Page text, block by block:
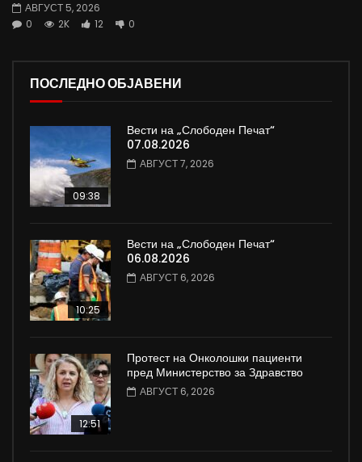
АВГУСТ 5, 2026
0
2K 12 0
ПОСЛЕДНО ОБЈАВЕНИ
09:38
Вести на „Слободен Печат“
07.08.2026
АВГУСТ 7, 2026
10:25
Вести на „Слободен Печат“
06.08.2026
АВГУСТ 6, 2026
12:51
Протест на Онколошки пациенти
пред Министерство за Здравство
АВГУСТ 6, 2026